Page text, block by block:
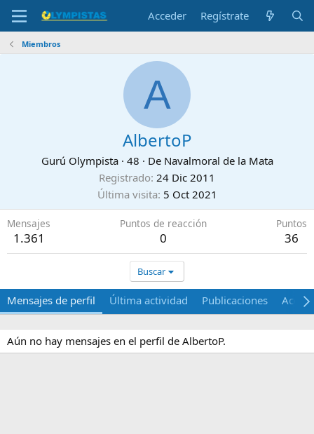
Acceder Regístrate
Miembros
A
AlbertoP
Gurú Olympista · 48 · De Navalmoral de la Mata
Registrado 24 Dic 2011
Última visita 5 Oct 2021
Mensajes
1.361
Puntos de reacción
0
Puntos
36
Buscar
Mensajes de perfil Última actividad Publicaciones Acerca
Aún no hay mensajes en el perfil de AlbertoP.